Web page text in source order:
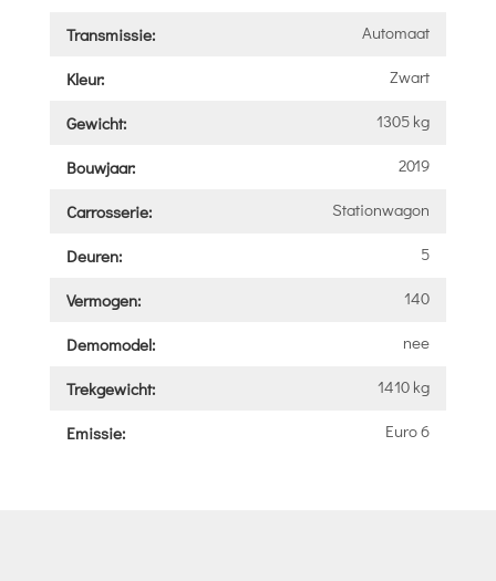
Transmissie:
Automaat
Kleur: Zwart
Gewicht: 1305 kg
Bouwjaar: 2019
Carrosserie: Stationwagon
Deuren: 5
Vermogen: 140
Demomodel: nee
Trekgewicht: 1410 kg
Emissie: Euro 6